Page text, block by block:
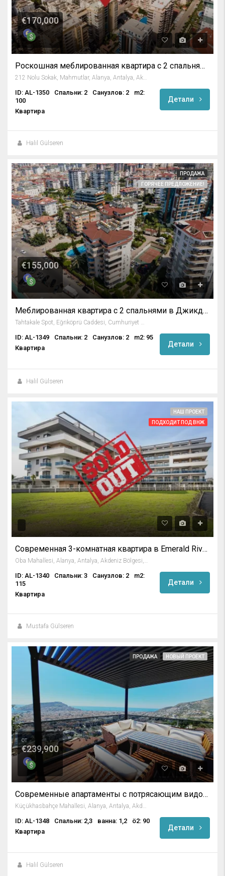
€170,000
Роскошная меблированная квартира с 2 спальнями в Махмутларе, Алания
ID: AL-1350 Спальни: 2 Санузлов: 2
m2:
100
Квартира
Детали
Halil Gülseren
ПРОДАЖА
ГОРЯЧЕЕ ПРЕДЛОЖЕНИЕ!
€155,000
Меблированная квартира с 2 спальнями в Джикджилли, Алания
Tahtakale Spot, Eğriköprü Caddesi, Cumhuriyet Mahallesi, Alanya, Antalya, Akdeniz Bölgesi, 07469, Türkiye
ID: AL-1349 Спальни: 2 Санузлов: 2
m2: 95
Квартира
Детали
Halil Gülseren
НАШ ПРОЕКТ
ПОДХОДИТ ПОД ВНЖ
Современная 3-комнатная квартира в Emerald Riverside в Алании
Oba Mahallesi, Alanya, Antalya, Akdeniz Bölgesi, Türkiye
ID: AL-1340 Спальни: 3 Санузлов: 2
m2:
115
Квартира
Детали
Mustafa Gülseren
ПРОДАЖА НОВЫЙ ПРОЕКТ
от
€239,900
Современные апартаменты с потрясающим видом на море в Алании
ID: AL-1348 Спальни: 2,3 ванна: 1,2
ö2: 90
Квартира
Детали
Halil Gülseren